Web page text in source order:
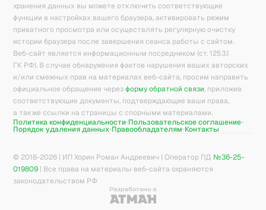
хранения данных вы можете отключить соответствующие
функции в настройках вашего браузера, активировать режим
приватного просмотра или осуществлять регулярную очистку
истории браузера после завершения сеанса работы с сайтом.
Веб-сайт является информационным посредником (ст. 1253.1
ГК РФ). В случае обнаружения фактов нарушения ваших авторских
и/или смежных прав на материалах веб-сайта, просим направить
официальное обращение через форму обратной связи, приложив
соответствующие документы, подтверждающие ваши права,
а также ссылки на страницы с спорными материалами.
Политика конфиденциальности Пользовательское соглашение
Порядок удаления данных Правообладателям Контакты
© 2018-2026 | ИП Хорин Роман Андреевич | Оператор ПД №36-25-
019809 | Все права на материалы веб-сайта охраняются
законодательством РФ